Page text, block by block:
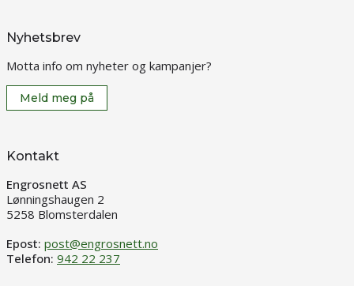
Nyhetsbrev
Motta info om nyheter og kampanjer?
Meld meg på
Kontakt
Engrosnett AS
Lønningshaugen 2
5258 Blomsterdalen
Epost: post@engrosnett.no
Telefon: 942 22 237